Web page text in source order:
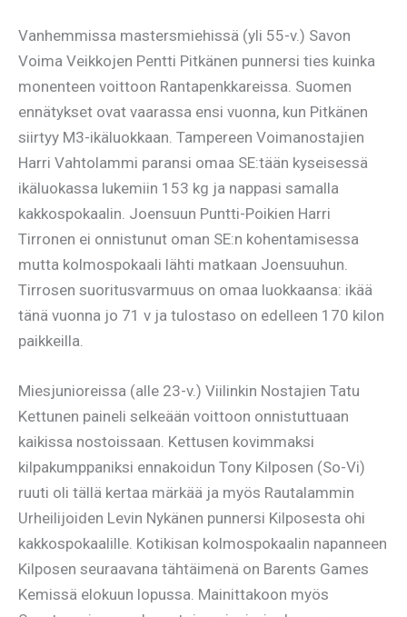
Vanhemmissa mastersmiehissä (yli 55-v.) Savon
Voima Veikkojen Pentti Pitkänen punnersi ties kuinka
monenteen voittoon Rantapenkkareissa. Suomen
ennätykset ovat vaarassa ensi vuonna, kun Pitkänen
siirtyy M3-ikäluokkaan. Tampereen Voimanostajien
Harri Vahtolammi paransi omaa SE:tään kyseisessä
ikäluokassa lukemiin 153 kg ja nappasi samalla
kakkospokaalin. Joensuun Puntti-Poikien Harri
Tirronen ei onnistunut oman SE:n kohentamisessa
mutta kolmospokaali lähti matkaan Joensuuhun.
Tirrosen suoritusvarmuus on omaa luokkaansa: ikää
tänä vuonna jo 71 v ja tulostaso on edelleen 170 kilon
paikkeilla.
Miesjunioreissa (alle 23-v.) Viilinkin Nostajien Tatu
Kettunen paineli selkeään voittoon onnistuttuaan
kaikissa nostoissaan. Kettusen kovimmaksi
kilpakumppaniksi ennakoidun Tony Kilposen (So-Vi)
ruuti oli tällä kertaa märkää ja myös Rautalammin
Urheilijoiden Levin Nykänen punnersi Kilposesta ohi
kakkospokaalille. Kotikisan kolmospokaalin napanneen
Kilposen seuraavana tähtäimenä on Barents Games
Kemissä elokuun lopussa. Mainittakoon myös